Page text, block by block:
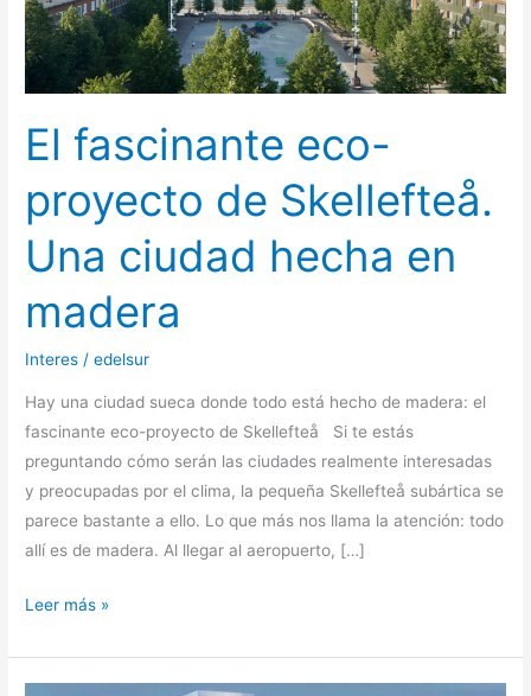
El fascinante eco-
proyecto de Skellefteå.
Una ciudad hecha en
madera
Interes /edelsur
Hay una ciudad sueca donde todo está hecho de madera: el
fascinante eco-proyecto de Skellefteå Si te estás
preguntando cómo serán las ciudades realmente interesadas
y preocupadas por el clima, la pequeña Skellefteå subártica se
parece bastante a ello. Lo que más nos llama la atención: todo
allí es de madera. Al llegar al aeropuerto, […]
Una
ciudad
hecha
madera
Leer más »